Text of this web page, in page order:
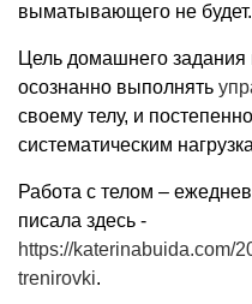
выматывающего не будет.
Цель домашнего
осознанно выполнять
своему телу, и
систематическим
Работа с телом –
писала здесь -
https://katerinabuida.com/
trenirovki.